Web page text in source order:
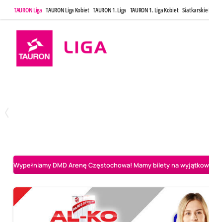
TAURON Liga TAURON Liga Kobiet TAURON 1. Liga TAURON 1. Liga Kobiet Siatkarskie
Wypełniamy DMD Arenę Częstochowa! Mamy bilety na